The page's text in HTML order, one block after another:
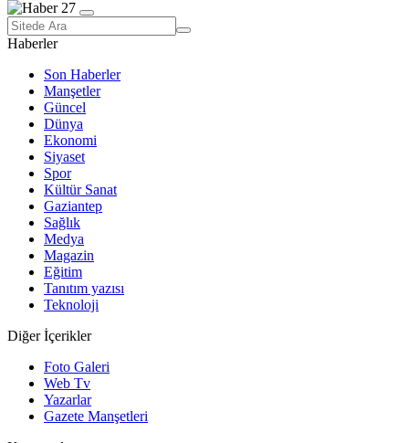
Haberler
Son Haberler
Manşetler
Güncel
Dünya
Ekonomi
Siyaset
Spor
Kültür Sanat
Gaziantep
Sağlık
Medya
Magazin
Eğitim
Tanıtım yazısı
Teknoloji
Diğer İçerikler
Foto Galeri
Web Tv
Yazarlar
Gazete Manşetleri